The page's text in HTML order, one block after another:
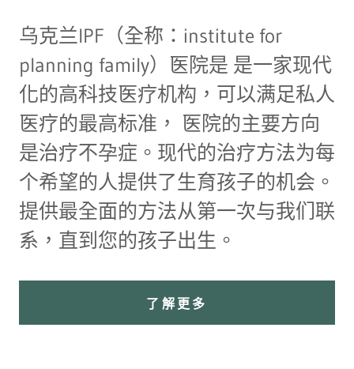
乌克兰IPF（全称：institute for
planning family）医院是 是一家现代
化的高科技医疗机构，可以满足私人
医疗的最高标准， 医院的主要方向
是治疗不孕症。现代的治疗方法为每
个希望的人提供了生育孩子的机会。
提供最全面的方法从第一次与我们联
系，直到您的孩子出生。
了解更多